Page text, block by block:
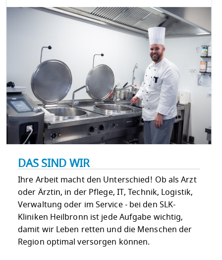
DAS SIND WIR
Ihre Arbeit macht den Unterschied! Ob als Arzt
oder Ärztin, in der Pflege, IT, Technik, Logistik,
Verwaltung oder im Service - bei den SLK-
Kliniken Heilbronn ist jede Aufgabe wichtig,
damit wir Leben retten und die Menschen der
Region optimal versorgen können.